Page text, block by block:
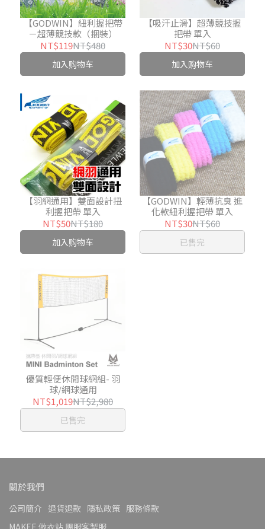
【GODWIN】紐利握把帶
－超薄競技款（捆裝）
NT$119NT$480
加入购物车
【吸汗止滑】超薄競技握
把帶 單入
NT$30NT$60
加入购物车
【羽網通用】雙面設計扭
利握把帶 單入
NT$50NT$180
加入购物车
【GODWIN】輕薄抗臭 進
化款紐利握把帶 單入
NT$30NT$60
已售完
優質輕便休閒球網組- 羽
球/網球通用
NT$1,019NT$2,980
已售完
關於我們
公司簡介 退貨退款 隱私政策 服務條款
MAKEE 做衣站 團服客製服